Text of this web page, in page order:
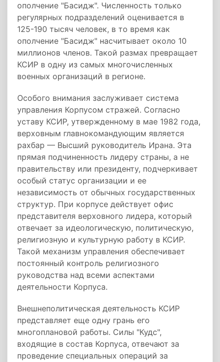
ополчение "Басидж". Численность только
регулярных подразделений оценивается в
125-190 тысяч человек, в то время как
ополчение "Басидж" насчитывает около 10
миллионов членов. Такой размах превращает
КСИР в одну из самых многочисленных
военных организаций в регионе.
Особого внимания заслуживает система
управления Корпусом стражей. Согласно
уставу КСИР, утвержденному в мае 1982 года,
верховным главнокомандующим является
рахбар — Высший руководитель Ирана. Эта
прямая подчиненность лидеру страны, а не
правительству или президенту, подчеркивает
особый статус организации и ее
независимость от обычных государственных
структур. При корпусе действует офис
представителя верховного лидера, который
отвечает за идеологическую, политическую,
религиозную и культурную работу в КСИР.
Такой механизм управления обеспечивает
постоянный контроль религиозного
руководства над всеми аспектами
деятельности Корпуса.
Внешнеполитическая деятельность КСИР
представляет еще одну грань его
многоплановой работы. Силы "Кудс",
входящие в состав Корпуса, отвечают за
проведение специальных операций за